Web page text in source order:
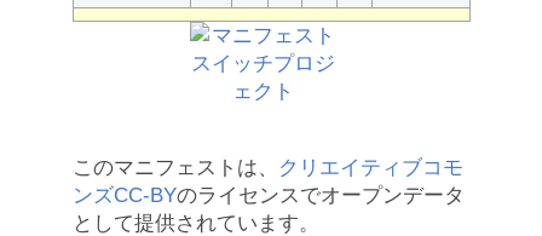
このマニフェストは、
クリエイティブコモ
ンズCC-BYのライセンスでオープンデータ
として提供されています。